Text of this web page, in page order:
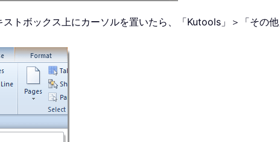
トボックス上にカーソルを置いたら、「Kutools」＞「その